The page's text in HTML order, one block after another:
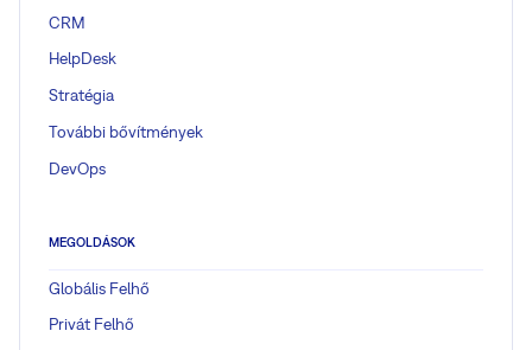
CRM
HelpDesk
Stratégia
További bővítmények
DevOps
MEGOLDÁSOK
Globális Felhő
Privát Felhő